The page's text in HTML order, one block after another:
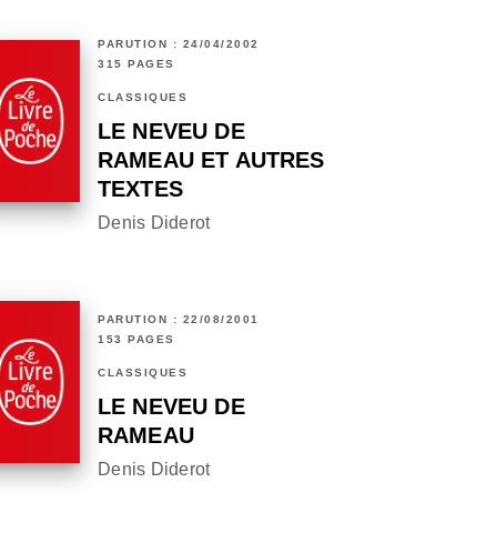
PARUTION : 24/04/2002
315 PAGES
CLASSIQUES
LE NEVEU DE
RAMEAU ET AUTRES
TEXTES
Denis Diderot
PARUTION : 22/08/2001
153 PAGES
CLASSIQUES
LE NEVEU DE
RAMEAU
Denis Diderot